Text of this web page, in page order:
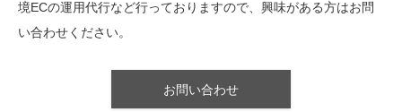
境ECの運用代行など行っておりますので、興味がある方はお問
い合わせください。
お問い合わせ